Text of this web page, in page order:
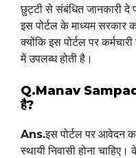
छुट्टी से संबंधित जानकारी दे
इस पोर्टल के माध्यम सरकार
क्योंकि इस पोर्टल पर
में उपलब्ध होती है।
Q.Manav
है?
Ans.इस पोर्टल पर आवेदन
स्थायी निवासी होना